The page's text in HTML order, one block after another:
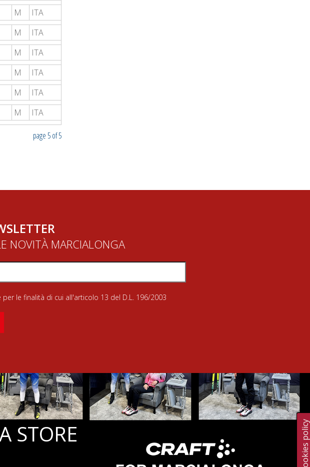
Cookies policy
M
ITA
M
ITA
M
ITA
M
ITA
M
ITA
M ITA
page 5 of 5
NOVITÀ MARCIALONGA
le finalità di cui all'articolo 13 del D.L. 196/2003
STORE